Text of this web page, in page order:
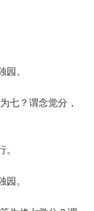
园。
七？谓念觉分，
。
园。